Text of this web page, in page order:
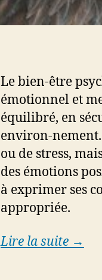
Le bien-être
émotionnel et
équilibré, en
environ-nement.
ou de stress,
des émotions
à exprimer ses
appropriée.
Lire la suite →